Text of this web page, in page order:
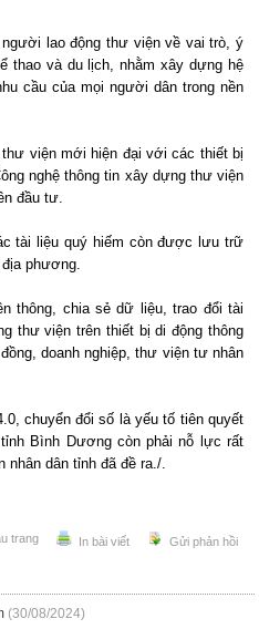
lao động thư viện về vai trò, ý
thao và du lịch, nhằm xây dựng hệ
cầu của mọi người dân trong nền
viện mới hiện đại với các thiết bị
nghệ thông tin xây dựng thư viện
đầu tư.
tài liệu quý hiếm còn được lưu trữ
phương.
thông, chia sẻ dữ liệu, trao đổi tài
thư viện trên thiết bị di động thông
doanh nghiệp, thư viện tư nhân
chuyển đổi số là yếu tố tiên quyết
Bình Dương còn phải nỗ lực rất
nhân dân tỉnh đã đề ra./.
Gửi phản hồi
In bài viết
trang
(30/08/2024)